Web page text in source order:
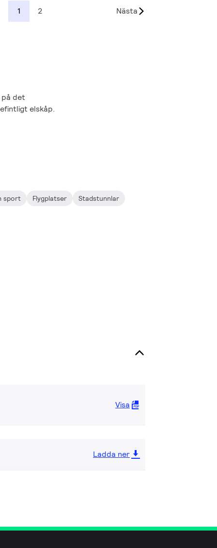
1 2 Nästa
på det
elskåp.
sport Flygplatser Stadstunnlar
Visa
Ladda ner